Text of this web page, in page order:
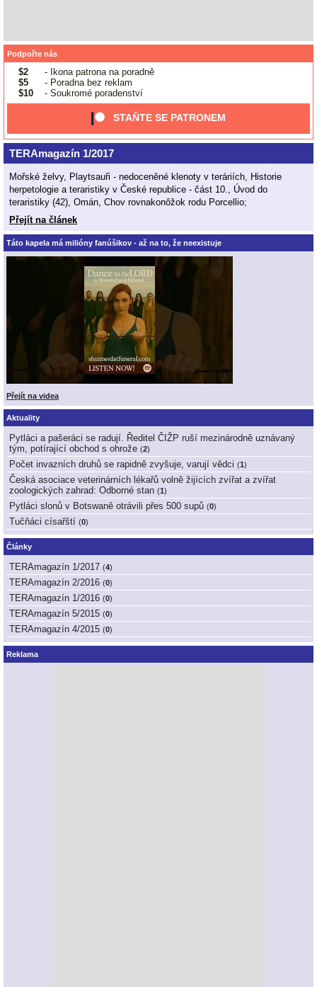
Podpořte nás
$2
- Ikona patrona na poradně
$5
- Poradna bez reklam
$10
- Soukromé poradenství
STAŇTE SE PATRONEM
TERAmagazín 1/2017
Mořské želvy, Playtsauři - nedoceněné klenoty v teráriích, Historie
herpetologie a teraristiky v České republice - část 10., Úvod do
teraristiky (42), Omán, Chov rovnakonôžok rodu Porcellio;
Přejít na článek
Táto kapela má milióny fanúšikov - až na to, že neexistuje
Přejít na videa
Aktuality
Pytláci a pašeráci se radují. Ředitel ČIŽP ruší mezinárodně uznávaný
tým, potírající obchod s ohrože (2)
Počet invazních druhů se rapidně zvyšuje, varují vědci (1 )
Česká asociace veterinárních lékařů volně žijících zvířat a zvířat
zoologických zahrad: Odborné stan (1 )
Pytláci slonů v Botswaně otrávili přes 500 supů (0)
Tučňáci císařští (0)
Články
TERAmagazín 1/2017 (4)
TERAmagazín 2/2016 (0)
TERAmagazín 1/2016 (0)
TERAmagazín 5/2015 (0)
TERAmagazín 4/2015 (0)
Reklama